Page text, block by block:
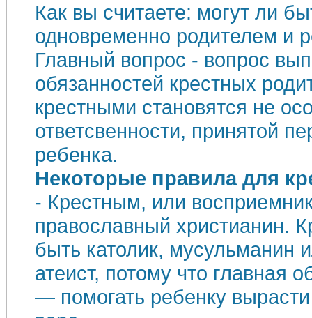
Как вы считаете: могут ли
одновременно родителем и
Главный вопрос - вопрос
обязанностей крестных
крестными становятся не
ответсвенности, принятой
ребенка.
Некоторые правила для
- Крестным, или
православный христианин.
быть католик, мусульманин
атеист, потому что главная
— помогать ребенку